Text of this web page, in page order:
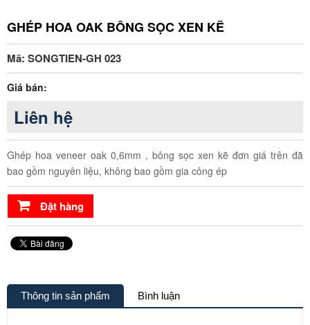
GHÉP HOA OAK BÔNG SỌC XEN KẼ
Mã: SONGTIEN-GH 023
Giá bán:
Liên hệ
Ghép hoa veneer oak 0,6mm , bông sọc xen kẽ đơn giá trên đã
bao gồm nguyên liệu, không bao gồm gia công ép
Đặt hàng
Thông tin sản phẩm Bình luận